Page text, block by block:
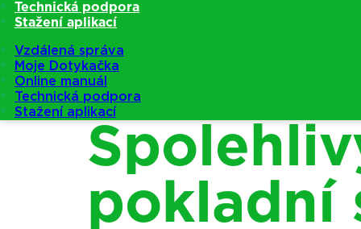
Technická podpora
Stažení aplikací
Vzdálená správa
Moje Dotykačka
Online manuál
Technická podpora
Stažení aplikací
pokladní